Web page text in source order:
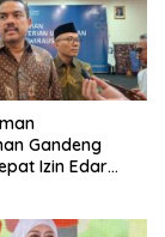
Gandeng
Izin Edar